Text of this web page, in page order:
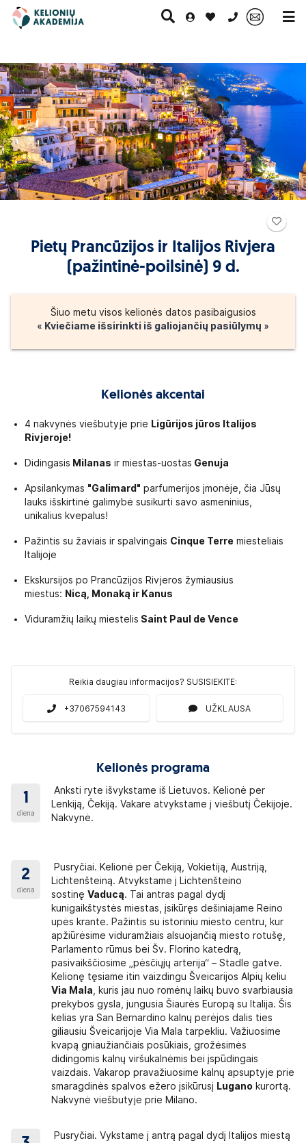
0 700 11007
Paskutinė
minutė
Pažintinės
kelionės
Egzotinės
kelionės
Kruizai
Pietų Prancūzijos ir Italijos Rivjera
(pažintinė-poilsinė) 9 d.
Šiuo metu visos kelionės datos pasibaigusios
« Kviečiame išsirinkti iš galiojančių pasiūlymų »
Kelionės akcentai
4 nakvynės viešbutyje prie Ligūrijos jūros Italijos
Rivjeroje!
Didingasis Milanas ir miestas-uostas Genuja
Apsilankymas "Galimard" parfumerijos įmonėje, čia Jūsų
lauks išskirtinė galimybė susikurti savo asmeninius,
unikalius kvepalus!
Pažintis su žaviais ir spalvingais Cinque Terre miesteliais
Italijoje
Ekskursijos po Prancūzijos Rivjeros žymiausius
miestus: Nicą, Monaką ir Kanus
Viduramžių laikų miestelis Saint Paul de Vence
Reikia daugiau informacijos? SUSISIEKITE:
+37067594143 UŽKLAUSA
kuriame mieste pageidauja įlipti daugiau turistų.Paėmimas
likus trims dienoms iki išvykimo.
Vilnius - Kaunas (Grigiškės, Vievis, Elektrėnai, Žiežmariai,
esantys šalia greitkelio (Rumšiškės, Žiežmariai, Elektrėnai,
miestą galite keisti likus ne mažiau kaip3 dienoms iki išvykimo.
Marijampolė. Tačiau išvykimo miestų eiliškumas gali
mokestį organizuojame pervežimus iš Klaipėdos, Kryžkalnio,
PASĄarbaASMENS TAPATYBĖS KORTELĘ, galiojančius visos
vykti su asmens dokumentu, kuris galioja bent 3 mėnesius
Respublikos piliečiams prašome kreiptis į Migracijos
TVARKA
asmens dokumentą
, nurodytą skiltyje "Kelionės
lydėti įgaliotais asmenimis, raštiško tėvųsutikimo nereikia.
Šveicarijos frankų (rekomenduojame įsigyti iš anksto).
pateiktos su administraciniu mokesčiu.
iš anksto pasidomėti lankomais objektais ir
nuoma ~ 120EUR:
IR PRAMOGOS
iki 12 metų ~ 45 EUR.
akinius nuo saulės, šiltesnių drabužių;
Kelionės programa
1
diena
Anksti ryte išvykstame iš Lietuvos. Kelionė per
Lenkiją, Čekiją. Vakare atvykstame į viešbutį Čekijoje.
Nakvynė.
2
diena
Pusryčiai. Kelionė per Čekiją, Vokietiją, Austriją,
Lichtenšteiną. Atvykstame į Lichtenšteino
sostinęVaducą. Tai antras pagal dydį
kunigaikštystės miestas, įsikūręs dešiniajame Reino
upės krante. Pažintis su istoriniu miesto centru, kur
apžiūrėsime viduramžiais alsuojančią miesto rotušę,
Parlamento rūmus bei Šv. Florino katedrą,
pasivaikščiosime „pėsčiųjų arterija“ – Stadle gatve.
Kelionę tęsiame itin vaizdingu Šveicarijos Alpių keliu
Via Mala , kuris jau nuo romėnų laikų buvo svarbiausia
prekybos gysla, jungusia Šiaurės Europą su Italija. Šis
kelias yra San Bernardino kalnų perėjos dalis ties
giliausiu Šveicarijoje Via Mala tarpekliu. Važiuosime
kvapą gniaužiančiais posūkiais, grožėsimės
didingomis kalnų viršukalnėmis bei įspūdingais
vaizdais. Vakarop pravažiuosime kalnų apsuptyje prie
smaragdinės spalvos ežero įsikūrusį Lugano kurortą.
Nakvynė viešbutyje prie Milano.
Pusryčiai. Vykstame į antrą pagal dydį Italijos miestą